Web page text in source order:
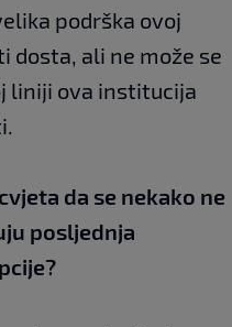
podrška ovoj
dosta, ali ne može se
liniji ova institucija
da se nekako ne
posljednja